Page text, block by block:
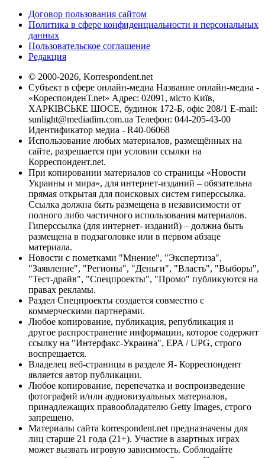
Договор пользования сайтом
Политика в сфере конфиденциальности и персональных
данных
Пользовательское соглашение
Редакция
© 2000-2026, Korrespondent.net
Субъект в сфере онлайн-медиа Название онлайн-медиа -
«КореспонденТ.net» Адрес: 02091, місто Київ,
ХАРКІВСЬКЕ ШОСЕ, будинок 172-Б, офіс 208/1 E-mail:
sunlight@mediadim.com.ua Телефон: 044-205-43-00
Идентификатор медиа - R40-06068
Использование любых материалов, размещённых на
сайте, разрешается при условии ссылки на
Корреспондент.net.
При копировании материалов со страницы «Новости
Украины и мира», для интернет-изданий – обязательна
прямая открытая для поисковых систем гиперссылка.
Ссылка должна быть размещена в независимости от
полного либо частичного использования материалов.
Гиперссылка (для интернет- изданий) – должна быть
размещена в подзаголовке или в первом абзаце
материала.
Новости с пометками "Мнение", "Экспертиза",
"Заявление", "Регионы", "Деньги", "Власть", "Выборы",
"Тест-драйв", "Спецпроекты", "Промо" публикуются на
правах рекламы.
Раздел Спецпроекты создается совместно с
коммерческими партнерами.
Любое копирование, публикация, републикация и
другое распространение информации, которое содержит
ссылку на "Интерфакс-Украина", EPA / UPG, строго
воспрещается.
Владелец веб-страницы в разделе Я- Корреспондент
является автор публикации.
Любое копирование, перепечатка и воспроизведение
фотографий и/или аудиовизуальных материалов,
принадлежащих правообладателю Getty Images, строго
запрещено.
Материалы сайта korrespondent.net предназначены для
лиц старше 21 года (21+). Участие в азартных играх
может вызвать игровую зависимость. Соблюдайте